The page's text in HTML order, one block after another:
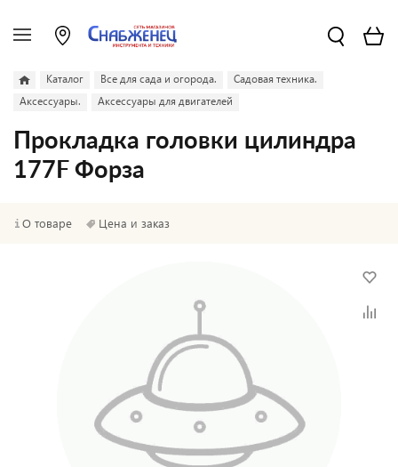
Каталог Все для сада и огорода.
Садовая техника.
Аксессуары.
Аксессуары для двигателей
Прокладка головки цилиндра
177F Форза
О товаре Цена и заказ